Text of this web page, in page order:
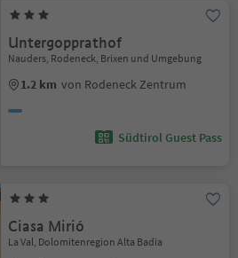
Untergopprathof
Nauders, Rodeneck, Brixen und Umgebung
1.2 km von Rodeneck Zentrum
Südtirol Guest Pass
Ciasa Mirió
La Val, Dolomitenregion Alta Badia